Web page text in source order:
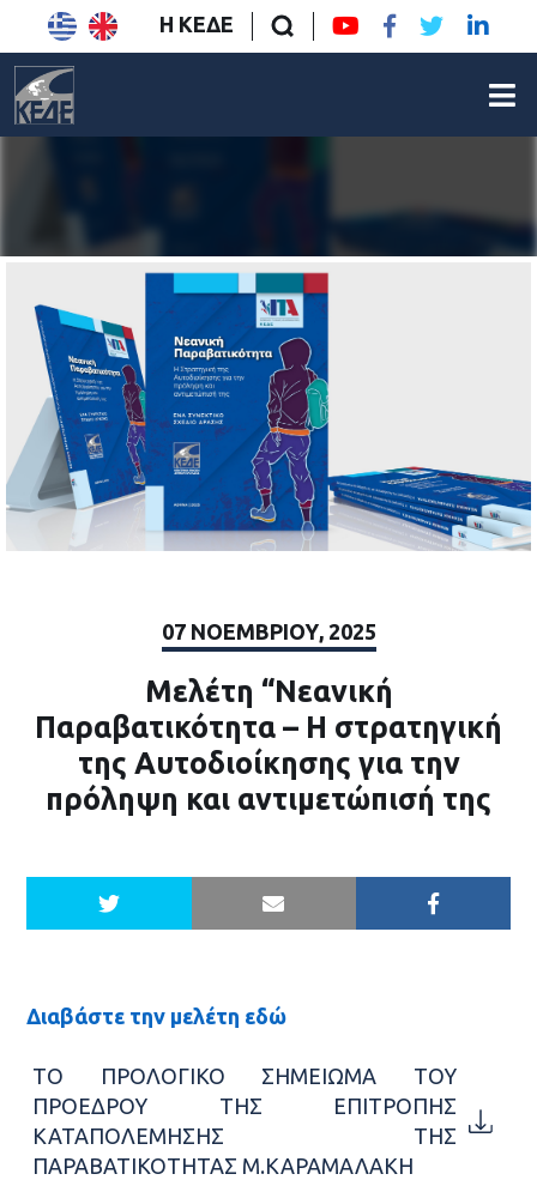
Η ΚΕΔΕ
07 ΝΟΕΜΒΡΊΟΥ, 2025
Μελέτη “Νεανική
Παραβατικότητα – Η στρατηγική
της Αυτοδιοίκησης για την
πρόληψη και αντιμετώπισή της
Διαβάστε την μελέτη εδώ
ΤΟ ΠΡΟΛΟΓΙΚΟ ΣΗΜΕΙΩΜΑ ΤΟΥ
ΠΡΟΕΔΡΟΥ ΤΗΣ ΕΠΙΤΡΟΠΗΣ
ΚΑΤΑΠΟΛΕΜΗΣΗΣ ΤΗΣ
ΠΑΡΑΒΑΤΙΚΟΤΗΤΑΣ Μ.ΚΑΡΑΜΑΛΑΚΗ